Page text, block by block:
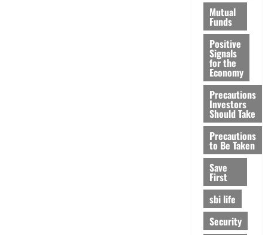
Mutual
Funds
Positive
Signals
for the
Economy
Precautions
Investors
Should Take
Precautions
to Be Taken
Save
First
sbi life
Security